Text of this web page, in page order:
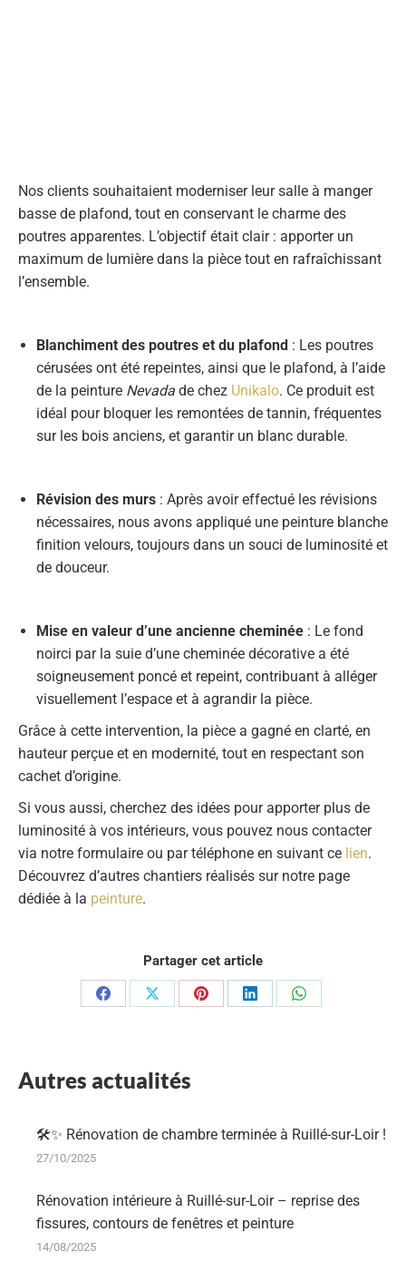
Nos clients souhaitaient moderniser leur salle à manger
basse de plafond, tout en conservant le charme des
poutres apparentes. L’objectif était clair : apporter un
maximum de lumière dans la pièce tout en rafraîchissant
l’ensemble.
Blanchiment des poutres et du plafond : Les poutres
cérusées ont été repeintes, ainsi que le plafond, à l’aide
de la peinture Nevada de chez Unikalo. Ce produit est
idéal pour bloquer les remontées de tannin, fréquentes
sur les bois anciens, et garantir un blanc durable.
Révision des murs : Après avoir effectué les révisions
nécessaires, nous avons appliqué une peinture blanche
finition velours, toujours dans un souci de luminosité et
de douceur.
Mise en valeur d’une ancienne cheminée : Le fond
noirci par la suie d’une cheminée décorative a été
soigneusement poncé et repeint, contribuant à alléger
visuellement l’espace et à agrandir la pièce.
Grâce à cette intervention, la pièce a gagné en clarté, en
hauteur perçue et en modernité, tout en respectant son
cachet d’origine.
Si vous aussi, cherchez des idées pour apporter plus de
luminosité à vos intérieurs, vous pouvez nous contacter
via notre formulaire ou par téléphone en suivant ce lien.
Découvrez d’autres chantiers réalisés sur notre page
dédiée à la peinture.
Partager cet article
PartagerPartagerPartagerPartagerPartager
Autres actualités
🛠️✨ Rénovation de chambre terminée à Ruillé-sur-Loir !
27/10/2025
Rénovation intérieure à Ruillé-sur-Loir – reprise des
fissures, contours de fenêtres et peinture
14/08/2025